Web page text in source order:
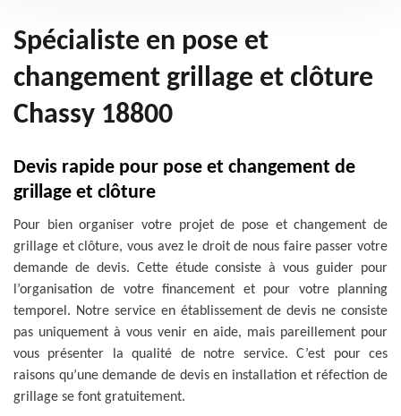
Spécialiste en pose et
changement grillage et clôture
Chassy 18800
Devis rapide pour pose et changement de
grillage et clôture
Pour bien organiser votre projet de pose et changement de
grillage et clôture, vous avez le droit de nous faire passer votre
demande de devis. Cette étude consiste à vous guider pour
l’organisation de votre financement et pour votre planning
temporel. Notre service en établissement de devis ne consiste
pas uniquement à vous venir en aide, mais pareillement pour
vous présenter la qualité de notre service. C’est pour ces
raisons qu’une demande de devis en installation et réfection de
grillage se font gratuitement.